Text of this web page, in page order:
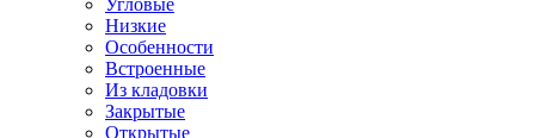
Угловые
Низкие
Особенности
Встроенные
Из кладовки
Закрытые
Открытые